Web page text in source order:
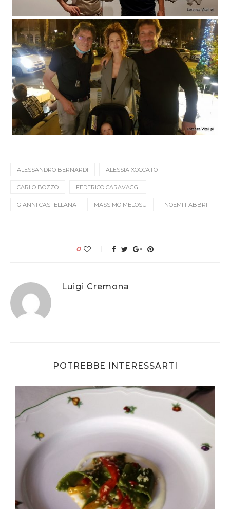
ALESSANDRO BERNARDI ALESSIA XOCCATO
CARLO BOZZO FEDERICO CARAVAGGI
GIANNI CASTELLANA MASSIMO MELOSU NOEMI FABBRI
0
Luigi Cremona
POTREBBE INTERESSARTI